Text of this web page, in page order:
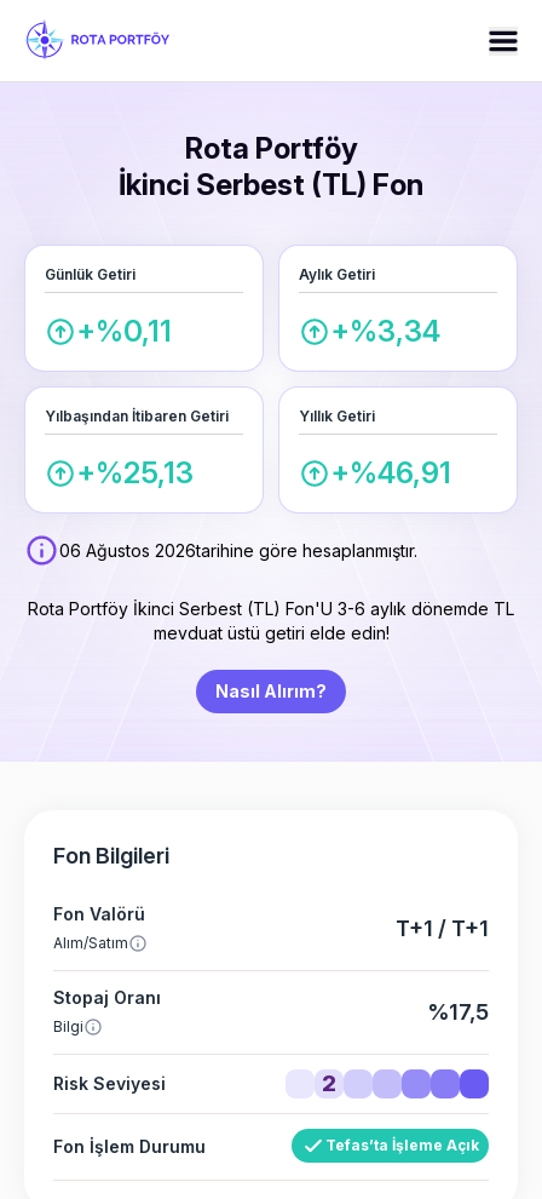
Rota Portföy
İkinci Serbest (TL) Fon
Günlük Getiri
+%0,11
Aylık Getiri
+%3,34
Yılbaşından İtibaren Getiri
+%25,13
Yıllık Getiri
+%46,91
06 Ağustos 2026tarihine göre hesaplanmıştır.
Rota Portföy İkinci Serbest (TL) Fon'U 3-6 aylık dönemde TL
mevduat üstü getiri elde edin!
Nasıl Alırım?
Fon Bilgileri
Fon Valörü
Alım/Satım
T+1 / T+1
Stopaj Oranı
Bilgi
%17,5
Risk Seviyesi 2
Fon İşlem Durumu Tefas’ta İşleme Açık